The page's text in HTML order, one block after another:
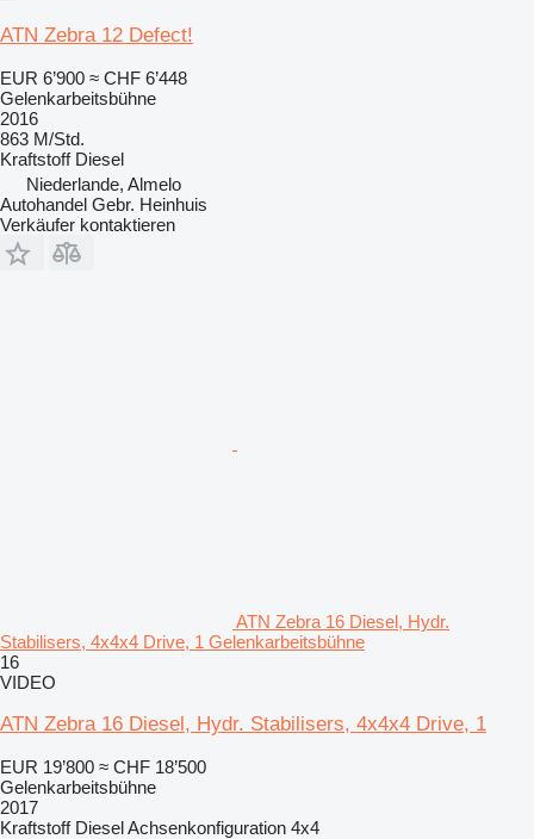
ATN Zebra 12 Defect!
EUR 6’900 ≈ CHF 6’448
Gelenkarbeitsbühne
2016
863 M/Std.
Kraftstoff Diesel
Niederlande, Almelo
Autohandel Gebr. Heinhuis
Verkäufer kontaktieren
ATN Zebra 16 Diesel, Hydr.
Stabilisers, 4x4x4 Drive, 1 Gelenkarbeitsbühne
16
VIDEO
ATN Zebra 16 Diesel, Hydr. Stabilisers, 4x4x4 Drive, 1
EUR 19’800 ≈ CHF 18’500
Gelenkarbeitsbühne
2017
Kraftstoff DieselAchsenkonfiguration 4x4